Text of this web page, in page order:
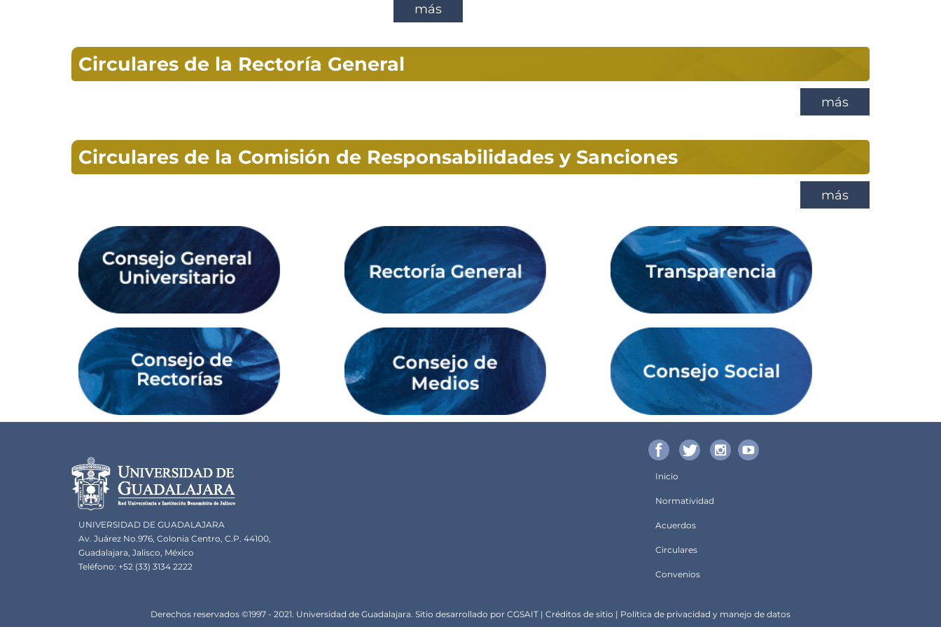
más
Circulares de la Rectoría General
más
Circulares de la Comisión de Responsabilidades y Sanciones
más
Información del portal
UNIVERSIDAD DE GUADALAJARA
Av. Juárez No.976, Colonia Centro, C.P. 44100,
Guadalajara, Jalisco, México
Teléfono: +52 (33) 3134 2222
principal
Inicio
Normatividad
Acuerdos
Circulares
Convenios
DerechosDerechos reservados ©1997 - 2021. Universidad de Guadalajara. Sitio desarrollado por CGSAIT | Créditos de sitio | Política de privacidad y manejo de datos